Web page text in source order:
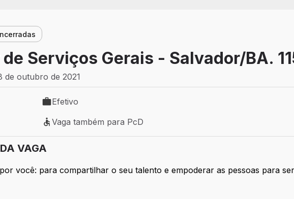
Serviços Gerais - Salvador/BA.
de outubro de 2021
SalvadorTipo de vaga: Efetivo
Efetivo
PresencialVaga também para PcD
Vaga também para PcD
VAGA
você: para compartilhar o seu talento e empoderar as pessoas para